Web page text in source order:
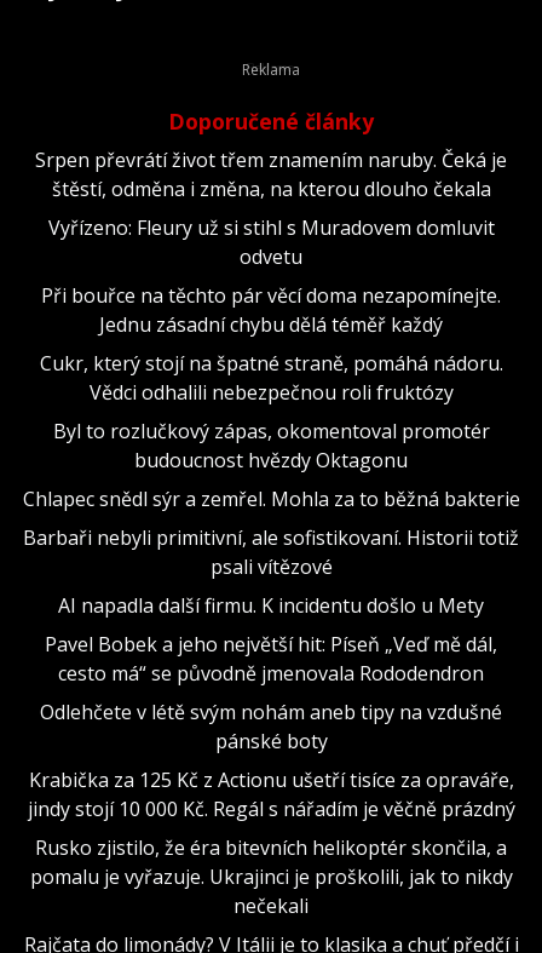
Doporučené články
Srpen převrátí život třem znamením naruby. Čeká je
štěstí, odměna i změna, na kterou dlouho čekala
Vyřízeno: Fleury už si stihl s Muradovem domluvit
odvetu
Při bouřce na těchto pár věcí doma nezapomínejte.
Jednu zásadní chybu dělá téměř každý
Cukr, který stojí na špatné straně, pomáhá nádoru.
Vědci odhalili nebezpečnou roli fruktózy
Byl to rozlučkový zápas, okomentoval promotér
budoucnost hvězdy Oktagonu
Chlapec snědl sýr a zemřel. Mohla za to běžná bakterie
Barbaři nebyli primitivní, ale sofistikovaní. Historii totiž
psali vítězové
AI napadla další firmu. K incidentu došlo u Mety
Pavel Bobek a jeho největší hit: Píseň „Veď mě dál,
cesto má“ se původně jmenovala Rododendron
Odlehčete v létě svým nohám aneb tipy na vzdušné
pánské boty
Krabička za 125 Kč z Actionu ušetří tisíce za opraváře,
jindy stojí 10 000 Kč. Regál s nářadím je věčně prázdný
Rusko zjistilo, že éra bitevních helikoptér skončila, a
pomalu je vyřazuje. Ukrajinci je proškolili, jak to nikdy
nečekali
Rajčata do limonády? V Itálii je to klasika a chuť předčí i